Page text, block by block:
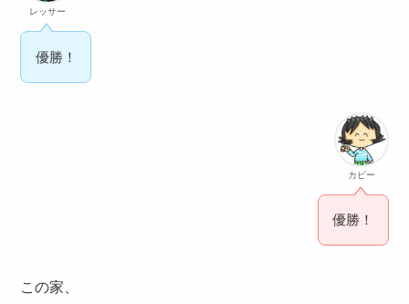
レッサー
優勝！
カピー
優勝！
この家、